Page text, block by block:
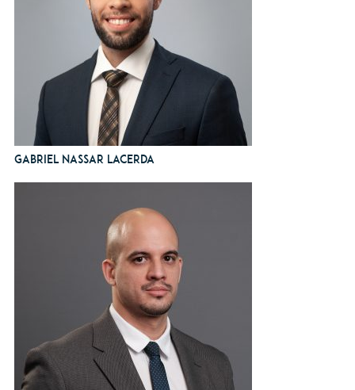
Gabriel Nassar Lacerda